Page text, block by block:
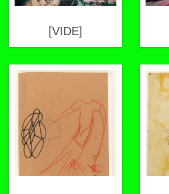
[VIDE]